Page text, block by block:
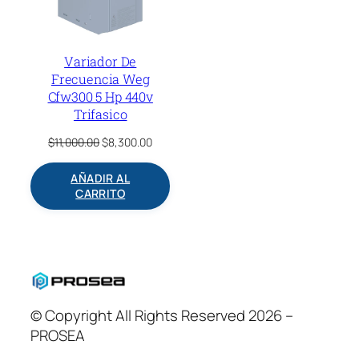
Variador De
Frecuencia Weg
Cfw300 5 Hp 440v
Trifasico
$11,000.00Original
was:
$11,000.00.
$8,300.00Current
is:
$8,300.00.
AÑADIR AL
CARRITO
© Copyright All Rights Reserved 2026 –
PROSEA